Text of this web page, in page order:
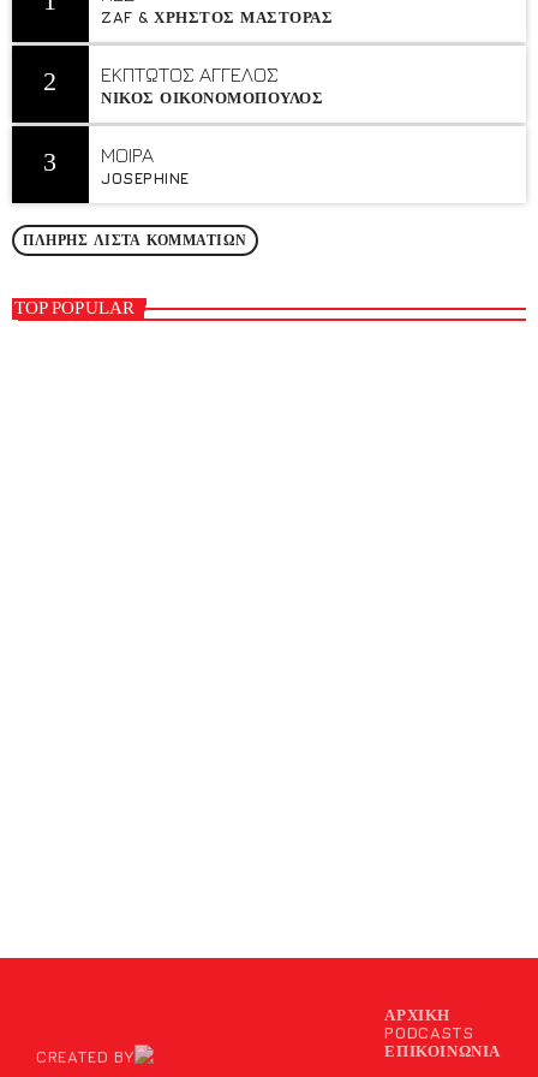
ZAF & ΧΡΗΣΤΟΣ ΜΑΣΤΟΡΑΣ
2 ΕΚΠΤΩΤΟΣ ΑΓΓΕΛΟΣ
ΝΙΚΟΣ ΟΙΚΟΝΟΜΟΠΟΥΛΟΣ
3 MOIΡA
JOSEPHINE
ΠΛΉΡΗΣ ΛΊΣΤΑ ΚΟΜΜΑΤΙΏΝ
TOP POPULAR
CREATED BY
ΑΡΧΙΚΉ
PODCASTS
ΕΠΙΚΟΙΝΩΝΊΑ